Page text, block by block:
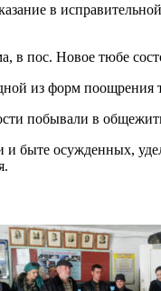
в
пос. Новое тюбе
из форм поощрения
побывали в
быте осужденных,